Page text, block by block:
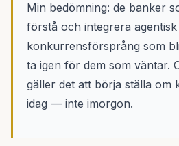
Min bedömning: de banker
förstå och integrera
konkurrensförsprång som
ta igen för dem som väntar.
gäller det att börja ställa om
idag — inte imorgon.